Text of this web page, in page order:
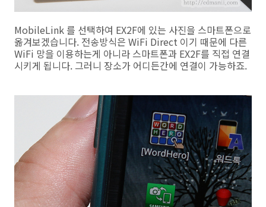
MobileLink 를 선택하여 EX2F에 있는 사진을 스마트폰으로
옮겨보겠습니다. 전송방식은 WiFi Direct 이기 때문에 다른
WiFi 망을 이용하는게 아니라 스마트폰과 EX2F를 직접 연결
시키게 됩니다. 그러니 장소가 어디든간에 연결이 가능하죠.